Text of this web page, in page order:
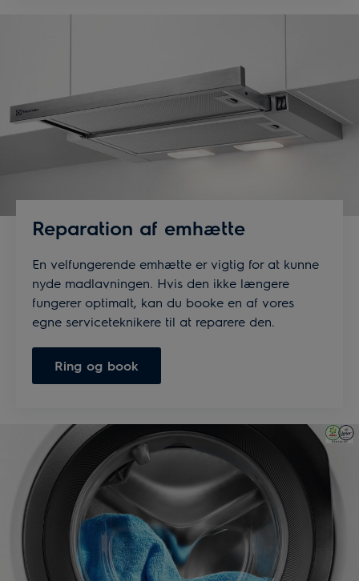
Reparation af emhætte
En velfungerende emhætte er vigtig for at kunne
nyde madlavningen. Hvis den ikke længere
fungerer optimalt, kan du booke en af vores
egne serviceteknikere til at reparere den.
Ring og book